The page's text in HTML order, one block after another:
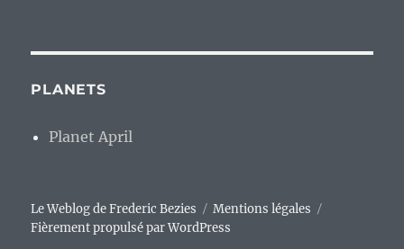
PLANETS
Planet April
Le Weblog de Frederic Bezies
Mentions légales
Fièrement propulsé par WordPress